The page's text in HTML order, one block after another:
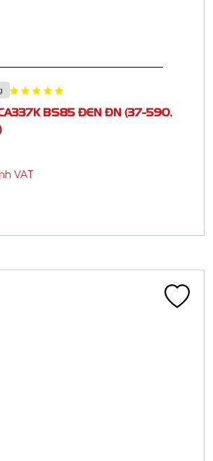
BS85 ĐEN ĐN (37-590,
VAT